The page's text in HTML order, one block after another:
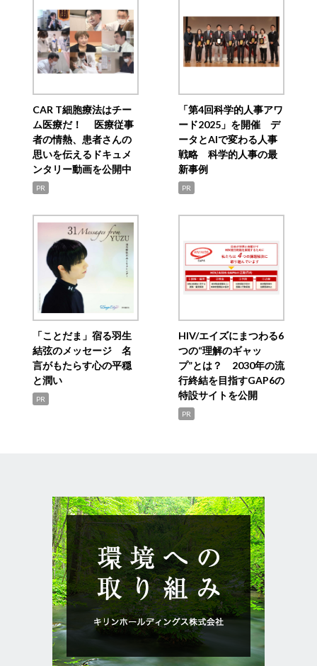
CAR T細胞療法はチー
ム医療だ！ 医療従事
者の情熱、患者さんの
思いを伝えるドキュメ
ンタリー動画を公開中
PR
「第4回科学的人事アワ
ード2025」を開催 デ
ータとAIで変わる人事
戦略 科学的人事の最
新事例
PR
「ことだま」宿る羽生
結弦のメッセージ 名
言がもたらす心の平穏
と潤い
PR
HIV/エイズにまつわる6
つの“理解のギャッ
プ”とは？ 2030年の流
行終結を目指すGAP6の
特設サイトを公開
PR